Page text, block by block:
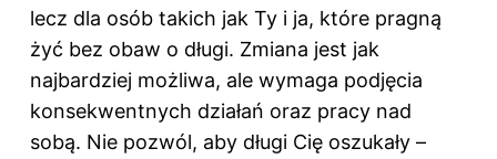
lecz dla osób takich jak Ty i ja, które pragną
żyć bez obaw o długi. Zmiana jest jak
najbardziej możliwa, ale wymaga podjęcia
konsekwentnych działań oraz pracy nad
sobą. Nie pozwól, aby długi Cię oszukały –